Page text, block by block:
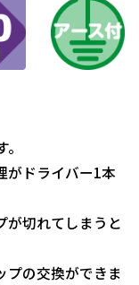
がドライバー1本
が切れてしまうと
プの交換ができま